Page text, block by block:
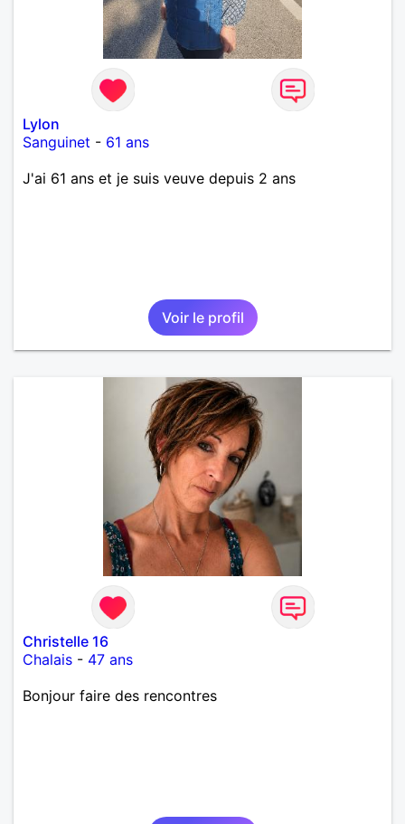
Lylon
Sanguinet - 61 ans
J'ai 61 ans et je suis veuve depuis 2 ans
Voir le profil
Christelle 16
Chalais - 47 ans
Bonjour faire des rencontres